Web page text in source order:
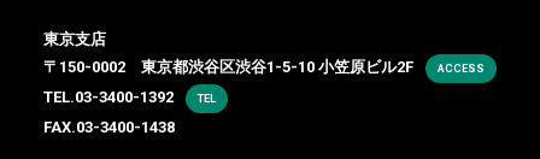
東京支店
〒150-0002 東京都渋谷区渋谷1-5-10 小笠原ビル2F
ACCESS
TEL.03-3400-1392 TEL
FAX.03-3400-1438